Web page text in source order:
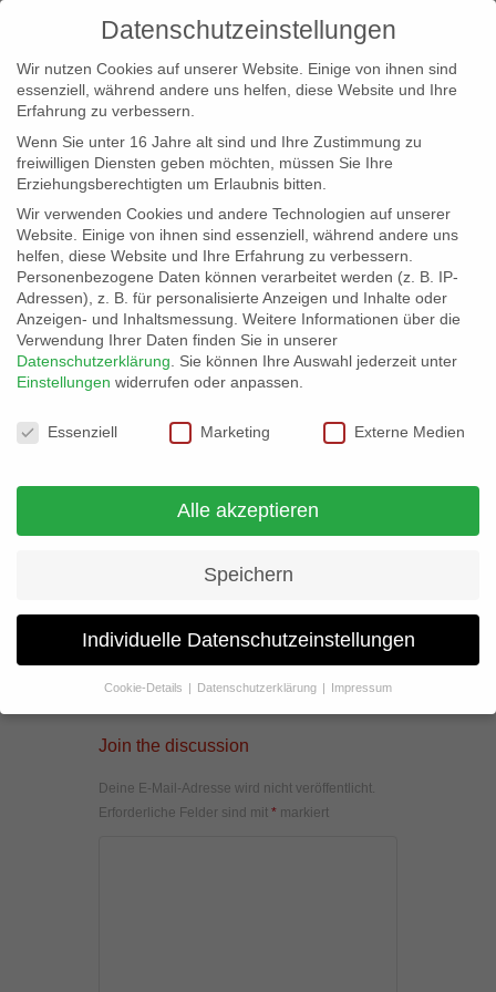
info@erfolgreich-events.de
+4940 46 777 230
Fabrikgebäude – weitere Flächen
07038_lounge02
Join the discussion
Deine E-Mail-Adresse wird nicht veröffentlicht.
Erforderliche Felder sind mit * markiert
Datenschutzeinstellungen
Wir nutzen Cookies auf unserer Website. Einige von ihnen sind
essenziell, während andere uns helfen, diese Website und Ihre
Erfahrung zu verbessern.
Wenn Sie unter 16 Jahre alt sind und Ihre Zustimmung zu
freiwilligen Diensten geben möchten, müssen Sie Ihre
Erziehungsberechtigten um Erlaubnis bitten.
Wir verwenden Cookies und andere Technologien auf unserer
Website. Einige von ihnen sind essenziell, während andere uns
helfen, diese Website und Ihre Erfahrung zu verbessern.
Personenbezogene Daten können verarbeitet werden (z. B. IP-
Adressen), z. B. für personalisierte Anzeigen und Inhalte oder
Anzeigen- und Inhaltsmessung. Weitere Informationen über die
Verwendung Ihrer Daten finden Sie in unserer
Datenschutzerklärung
Sie können Ihre Auswahl jederzeit unter
Einstellungen widerrufen oder anpassen.
Datenschutzeinstellungen
Essenziell Marketing Externe Medien
Alle akzeptieren
Speichern
Individuelle Datenschutzeinstellungen
Cookie-Details Datenschutzerklärung Impressum
Datenschutzeinstellungen
Wenn Sie unter 16 Jahre alt sind und Ihre Zustimmung zu
Erziehungsberechtigten um Erlaubnis bitten.
Wir verwenden Cookies und andere Technologien auf unserer